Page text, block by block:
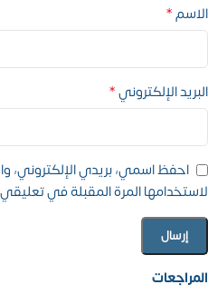
المراجعات
الاسم*
البريد الإلكتروني*
احفظ اسمي، بريدي الإلكتروني،
لاستخدامها المرة المقبلة في